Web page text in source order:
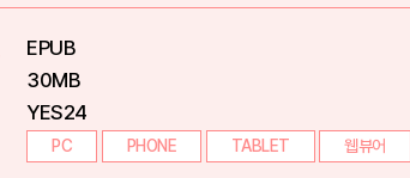
EPUB
30MB
YES24
PC PHONE TABLET 웹뷰어